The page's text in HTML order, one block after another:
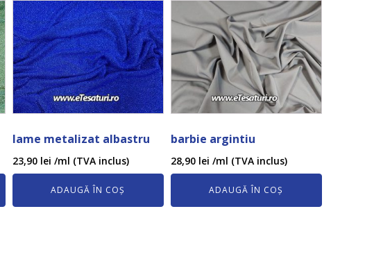
lame metalizat albastru
23,90 lei /ml (TVA inclus)
ADAUGĂ ÎN COȘ
barbie argintiu
28,90 lei /ml (TVA inclus)
ADAUGĂ ÎN COȘ